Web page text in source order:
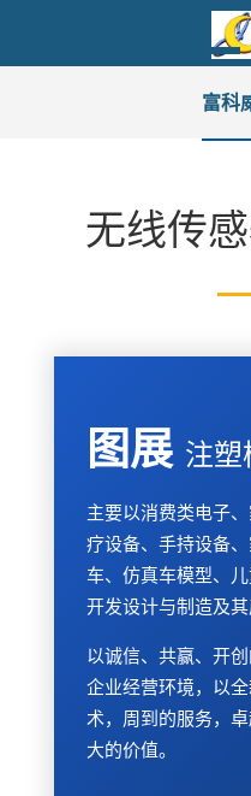
富科
无线传
图展 注
主要以消费类电子
疗设备、手持设备
车、仿真车模型、
开发设计与制造及其
以诚信、共赢、开
企业经营环境，以
术，周到的服务，
大的价值。